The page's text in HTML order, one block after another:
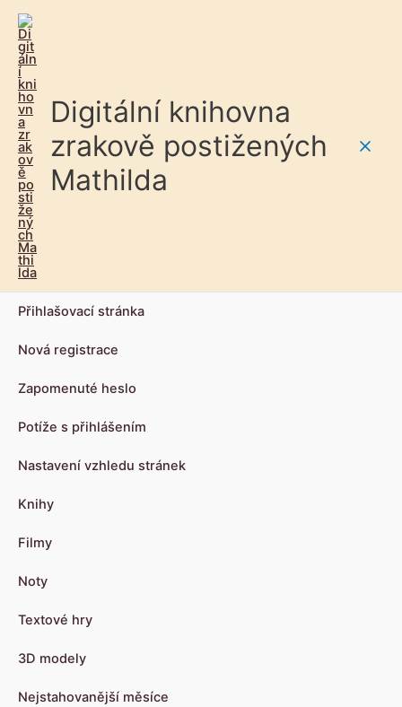
Digitální knihovna
zrakově postižených
Mathilda
Přihlašovací stránka
Nová registrace
Zapomenuté heslo
Potíže s přihlášením
Nastavení vzhledu stránek
Knihy
Filmy
Noty
Textové hry
3D modely
Nejstahovanější měsíce